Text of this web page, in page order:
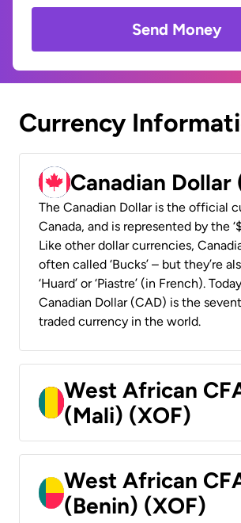
Send Money
Currency
Canadian Dollar
The Canadian Dollar is the official
Canada, and is represented by the
Like other dollar currencies,
often called ‘Bucks’ – but they’re
‘Huard’ or ‘Piastre’ (in French).
Canadian Dollar (CAD) is the
traded currency in the world.
West African
(Mali) (XOF)
West African
(Benin) (XOF)